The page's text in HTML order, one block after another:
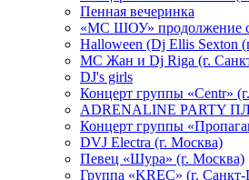
Пенная вечеринка
«МС ШОУ» продолжение
Halloween (Dj Ellis Sexton
МС Жан и Dj Riga (г.
DJ's girls
Концерт группы «Centr»
ADRENALINE PARTY
Концерт группы
DVJ Electra (г. Москва)
Певец «Шура» (г. Москва)
Группа «KREC» (г. Санкт-